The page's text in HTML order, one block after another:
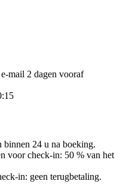
mail 2 dagen vooraf
binnen 24 u na boeking.
voor check-in: 50 % van het
in: geen terugbetaling.